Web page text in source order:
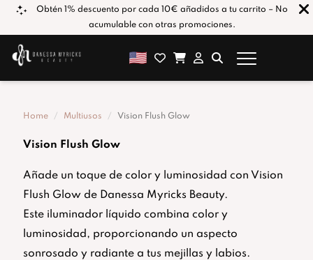
Obtén 1% descuento por cada 10€ añadidos a tu carrito – No
acumulable con otras promociones.
Home Multiusos Vision Flush Glow
Vision Flush Glow
Añade un toque de color y luminosidad con Vision
Flush Glow de Danessa Myricks Beauty.
Este iluminador líquido combina color y
luminosidad, proporcionando un aspecto
sonrosado y radiante a tus mejillas y labios.